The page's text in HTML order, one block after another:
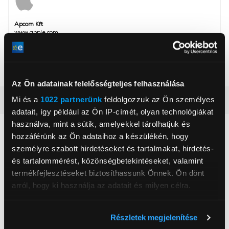
Az Ön adatainak felelősségteljes felhasználása
Mi és a 1022 partnerünk feldolgozzuk az Ön személyes
adatait, így például az Ön IP-címét, olyan technológiákat
használva, mint a sütik, amelyekkel tárolhatjuk és
hozzáférünk az Ön adataihoz a készülékén, hogy
személyre szabott hirdetéseket és tartalmakat, hirdetés-
és tartalommérést, közönségbetekintéseket, valamint
termékfejlesztéseket biztosíthassunk Önnek. Ön dönt
arról, hogy ki használja az adatait és milyen célra.
Részletek megjelenítése
Apcom Kft
www.apple.com
1033, Budapest, Ángel Sanz Briz út 13
Részletes ismertető
Neked ajánljuk